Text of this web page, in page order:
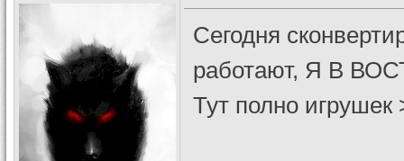
Сегодня
работают, Я В
Тут полно игрушек